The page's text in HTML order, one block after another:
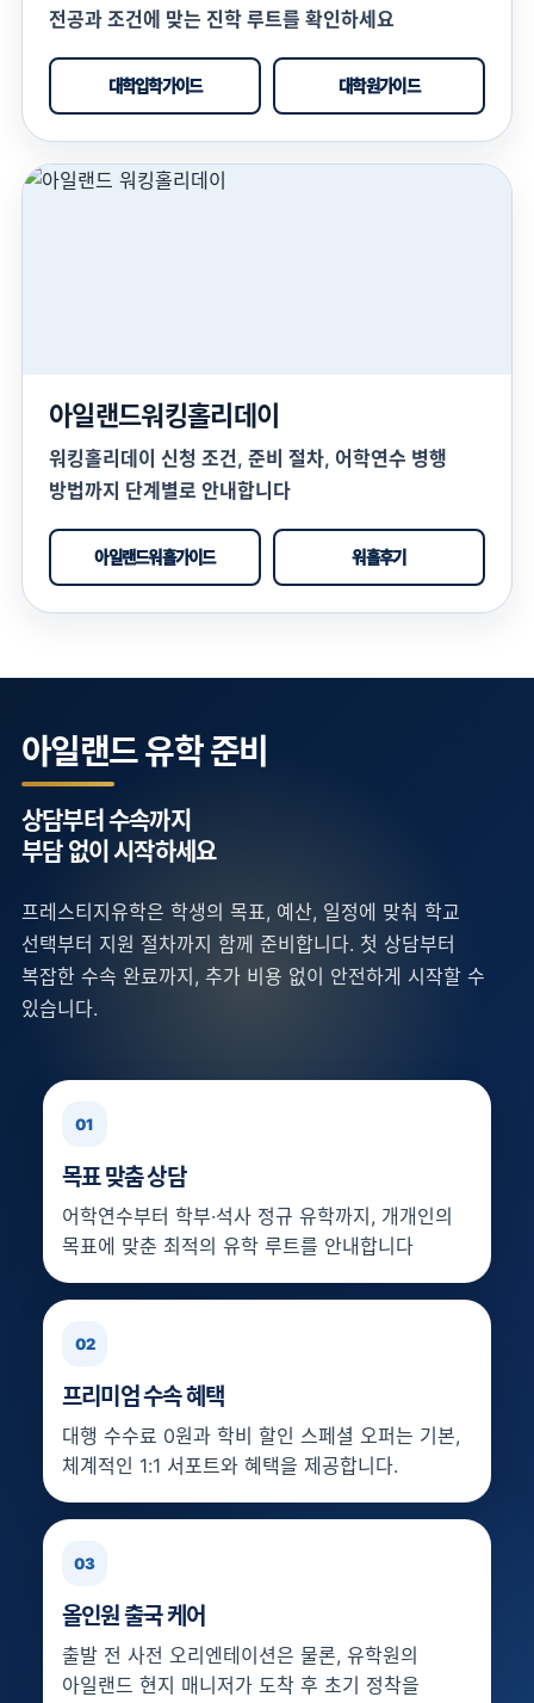
전공과 조건에 맞는 진학 루트를 확인하세요
대학입학가이드 대학원가이드
아일랜드워킹홀리데이
워킹홀리데이 신청 조건, 준비 절차, 어학연수 병행
방법까지 단계별로 안내합니다
아일랜드워홀가이드 워홀후기
아일랜드 유학 준비
상담부터 수속까지
부담 없이 시작하세요
프레스티지유학은 학생의 목표, 예산, 일정에 맞춰 학교
선택부터 지원 절차까지 함께 준비합니다. 첫 상담부터
복잡한 수속 완료까지, 추가 비용 없이 안전하게 시작할 수
있습니다.
01
목표 맞춤 상담
어학연수부터 학부·석사 정규 유학까지, 개개인의
목표에 맞춘 최적의 유학 루트를 안내합니다
02
프리미엄 수속 혜택
대행 수수료 0원과 학비 할인 스페셜 오퍼는 기본,
체계적인 1:1 서포트와 혜택을 제공합니다.
03
올인원 출국 케어
출발 전 사전 오리엔테이션은 물론, 유학원의
아일랜드 현지 매니저가 도착 후 초기 정착을